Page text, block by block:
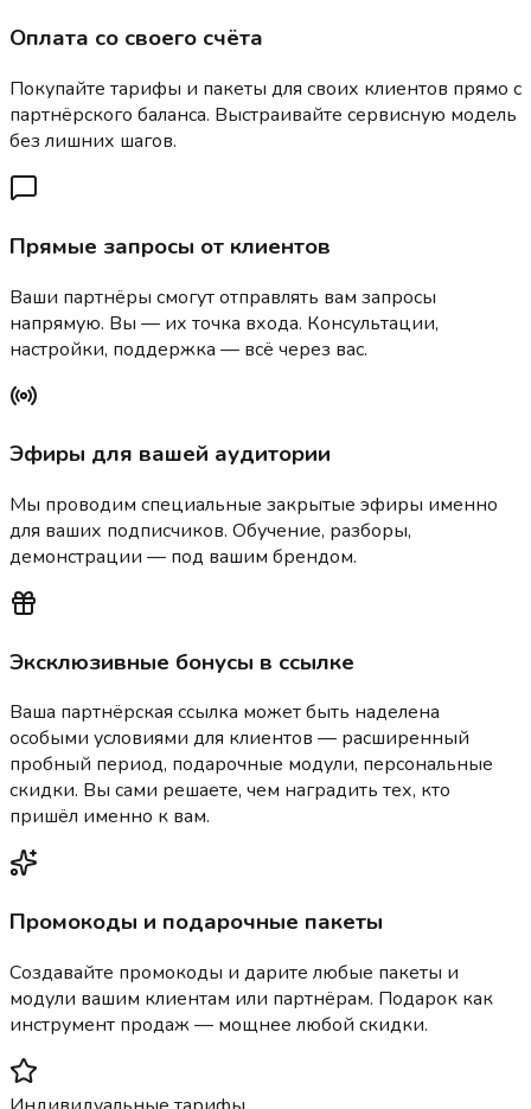
Оплата со своего счёта
Покупайте тарифы и пакеты для своих клиентов прямо с
партнёрского баланса. Выстраивайте сервисную модель
без лишних шагов.
Прямые запросы от клиентов
Ваши партнёры смогут отправлять вам запросы
напрямую. Вы — их точка входа. Консультации,
настройки, поддержка — всё через вас.
Эфиры для вашей аудитории
Мы проводим специальные закрытые эфиры именно
для ваших подписчиков. Обучение, разборы,
демонстрации — под вашим брендом.
Эксклюзивные бонусы в ссылке
Ваша партнёрская ссылка может быть наделена
особыми условиями для клиентов — расширенный
пробный период, подарочные модули, персональные
скидки. Вы сами решаете, чем наградить тех, кто
пришёл именно к вам.
Промокоды и подарочные пакеты
Создавайте промокоды и дарите любые пакеты и
модули вашим клиентам или партнёрам. Подарок как
инструмент продаж — мощнее любой скидки.